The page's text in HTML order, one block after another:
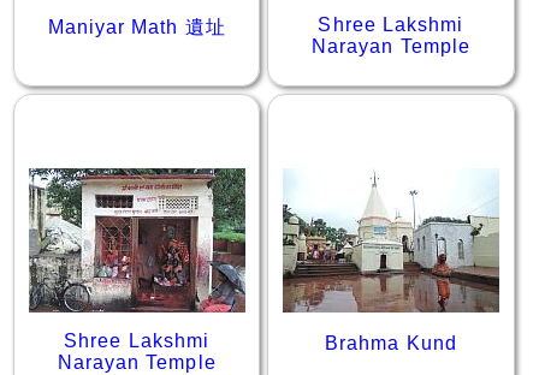
Maniyar Math 遺址
Shree Lakshmi
Narayan Temple
Shree Lakshmi
Narayan Temple
Brahma Kund